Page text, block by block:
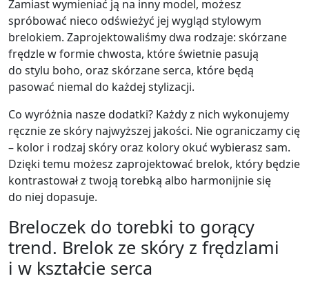
Zamiast wymieniać ją na inny model, możesz
spróbować nieco odświeżyć jej wygląd stylowym
brelokiem. Zaprojektowaliśmy dwa rodzaje: skórzane
frędzle w formie chwosta, które świetnie pasują
do stylu boho, oraz skórzane serca, które będą
pasować niemal do każdej stylizacji.
Co wyróżnia nasze dodatki? Każdy z nich wykonujemy
ręcznie ze skóry najwyższej jakości. Nie ograniczamy cię
– kolor i rodzaj skóry oraz kolory okuć wybierasz sam.
Dzięki temu możesz zaprojektować brelok, który będzie
kontrastował z twoją torebką albo harmonijnie się
do niej dopasuje.
Breloczek do torebki to gorący
trend. Brelok ze skóry z frędzlami
i w kształcie serca